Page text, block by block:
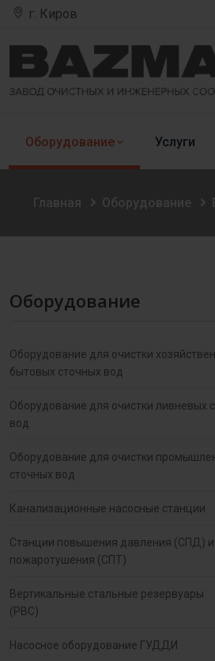
г. Киров
Оборудование Услуги
Главная Оборудование
Оборудование
Оборудование для очистки
бытовых сточных вод
Оборудование для очистки ливневых
вод
Оборудование для очистки
сточных вод
Канализационные насосные станции
Станции повышения давления (СПД) и
пожаротушения (СПТ)
Вертикальные стальные резервуары
(РВС)
Насосное оборудование ГУДДИ